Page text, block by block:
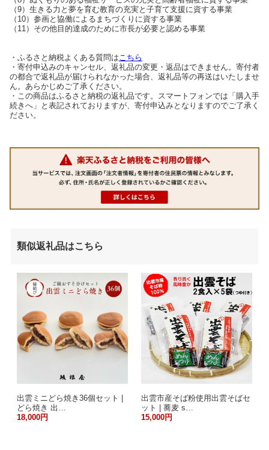
（9）生きる力と夢を育む教育の充実と子育て支援に資する事業
（10）参画と協働によるまちづくりに資する事業
（11）その他目的達成のために市長が必要と認める事業
・ふるさと納税よくある質問は こちら
・寄付申込みのキャンセル、返礼品の変更・返品はできません。寄付者
の都合で返礼品が届けられなかった場合、返礼品等の再送はいたしませ
ん。あらかじめご了承ください。
・この商品はふるさと納税の返礼品です。スマートフォンでは「購入手
続きへ」と表記されておりますが、寄付申込みとなりますのでご了承く
ださい。
類似返礼品はこちら
出雲ミニどら焼き36個セット |
どら焼き 出…
18,000円
出雲市産そば粉使用出雲そばセ
ット | 蕎麦 s…
15,000円